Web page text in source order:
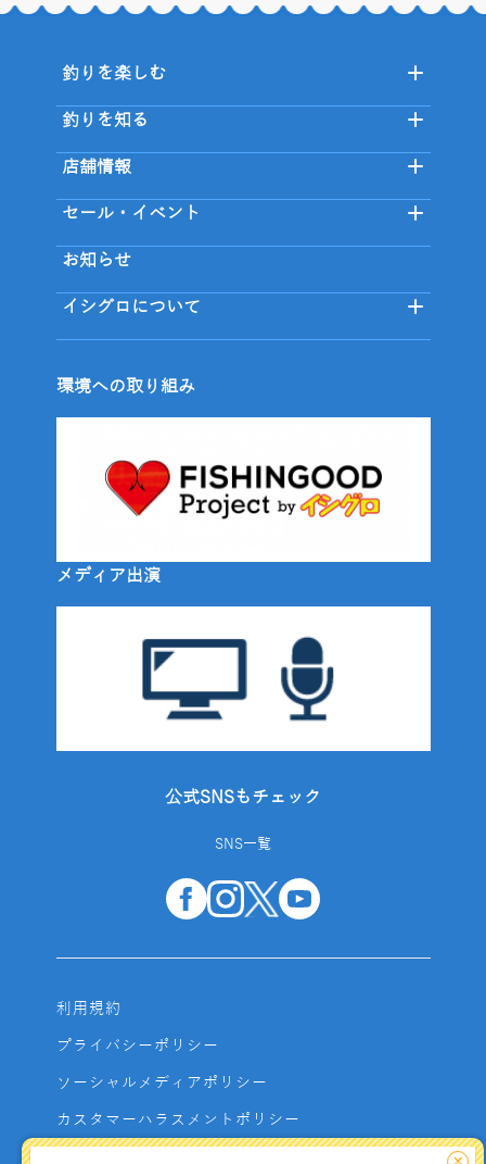
釣りを楽しむ
釣りを知る
店舗情報
セール・イベント
お知らせ
イシグロについて
環境への取り組み
メディア出演
公式SNSもチェック
SNS一覧
利用規約
プライバシーポリシー
ソーシャルメディアポリシー
カスタマーハラスメントポリシー